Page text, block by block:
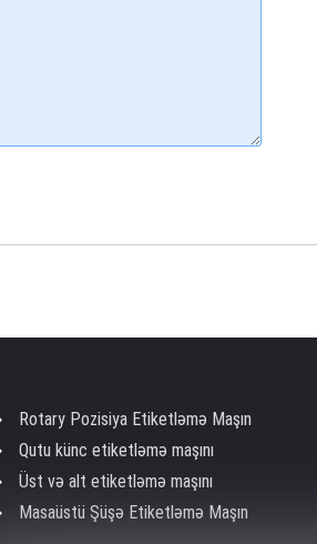
Rotary Pozisiya Etiketləmə Maşın
Qutu künc etiketləmə maşını
Üst və alt etiketləmə maşını
Masaüstü Şüşə Etiketləmə Maşın